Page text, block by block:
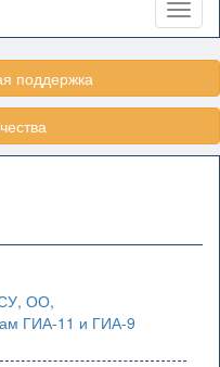
Меню
поддержка
ОО,
ГИА-11 и ГИА-9